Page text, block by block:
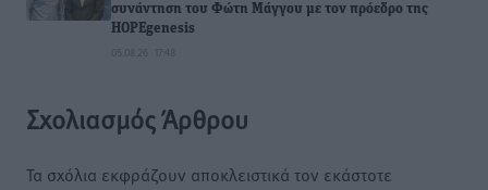
συνάντηση του Φώτη Μάγγου με τον πρόεδρο της
HOPEgenesis
05.08.26 · 17:48
Σχολιασμός Άρθρου
Τα σχόλια εκφράζουν αποκλειστικά τον εκάστοτε